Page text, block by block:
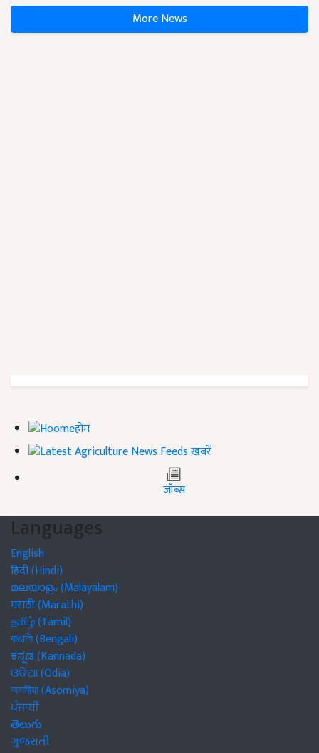
More News
होम
ख़बरें
जॉब्स
Languages
English
हिंदी (Hindi)
മലയാളം (Malayalam)
मराठी (Marathi)
தமிழ் (Tamil)
বাঙালি (Bengali)
ಕನ್ನಡ (Kannada)
ଓଡିଆ (Odia)
অসমীয়া (Asomiya)
ਪੰਜਾਬੀ
తెలుగు
ગુજરાતી